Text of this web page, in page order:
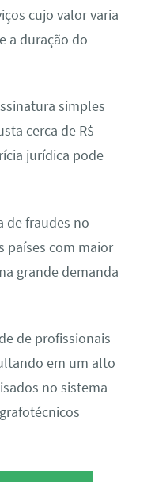
cujo valor varia
a duração do
simples
cerca de R$
jurídica pode
de fraudes no
países com maior
grande demanda
de profissionais
em um alto
no sistema